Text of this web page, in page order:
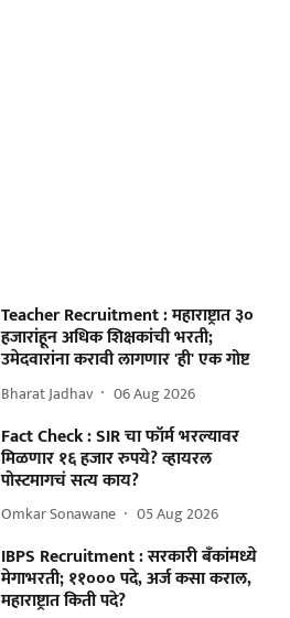
Teacher Recruitment : महाराष्ट्रात ३०
हजारांहून अधिक शिक्षकांची भरती;
उमेदवारांना करावी लागणार 'ही' एक गोष्ट
Bharat Jadhav 06 Aug 2026
Fact Check : SIR चा फॉर्म भरल्यावर
मिळणार १६ हजार रुपये? व्हायरल
पोस्टमागचं सत्य काय?
Omkar Sonawane 05 Aug 2026
IBPS Recruitment : सरकारी बँकांमध्ये
मेगाभरती; ११००० पदे, अर्ज कसा कराल,
महाराष्ट्रात किती पदे?